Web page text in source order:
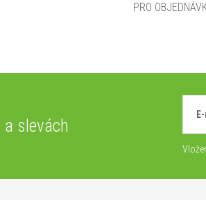
PRO
a slevách